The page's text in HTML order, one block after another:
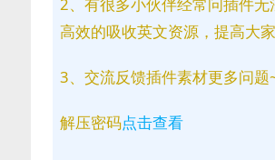
2、有很多小伙伴经常问插件
高效的吸收英文资源，提高大
3、交流反馈插件素材更多问
解压密码点击查看